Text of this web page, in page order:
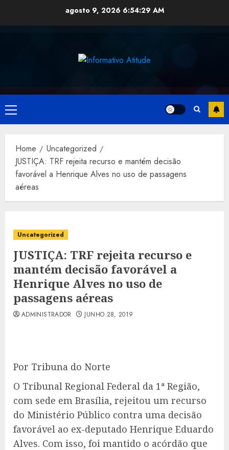
agosto 9, 2026 6:54:30 AM
Primary
Menu
Home
Uncategorized
JUSTIÇA: TRF rejeita recurso e mantém decisão
favorável a Henrique Alves no uso de passagens
aéreas
Uncategorized
JUSTIÇA: TRF rejeita recurso e
mantém decisão favorável a
Henrique Alves no uso de
passagens aéreas
ADMINISTRADOR JUNHO 28, 2019
Por Tribuna do Norte
O Tribunal Regional Federal da 1ª Região,
com sede em Brasília, rejeitou um recurso
do Ministério Público contra uma decisão
favorável ao ex-deputado Henrique Eduardo
Alves. Com isso, foi mantido o acórdão que